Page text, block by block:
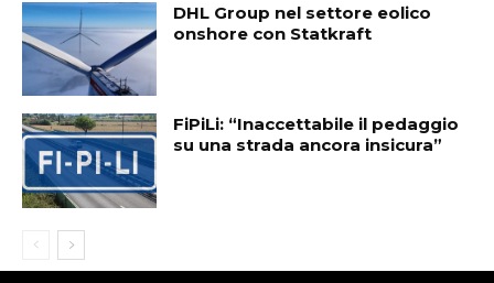
DHL Group nel settore eolico
onshore con Statkraft
FiPiLi: “Inaccettabile il pedaggio
su una strada ancora insicura”